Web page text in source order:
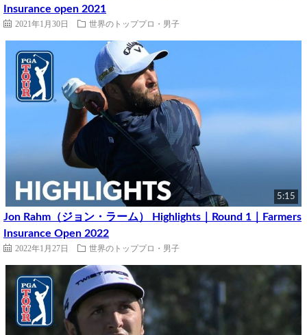
Insurance open 2021
2021年1月30日 世界のトッププロ・男子
5:15
Jon Rahm（ジョン・ラーム） Highlights｜Round 1｜Farmers
Insurance Open 2022
2022年1月27日 世界のトッププロ・男子